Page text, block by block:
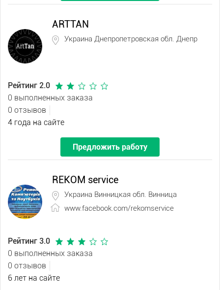
ARTTAN
Украина Днепропетровская обл. Днепр
Рейтинг 2.0
0 выполненных заказа
0 отзывов
4 года на сайте
Предложить работу
REKOM service
Украина Винницкая обл. Винница
www.facebook.com/rekomservice
Рейтинг 3.0
0 выполненных заказа
0 отзывов
6 лет на сайте